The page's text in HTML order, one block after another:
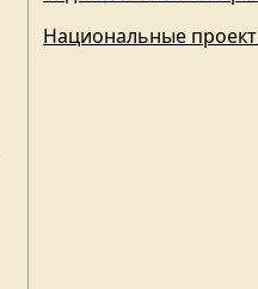
Национальные